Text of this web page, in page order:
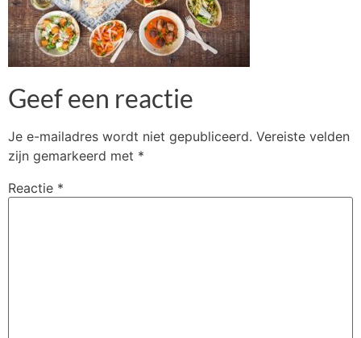
Geef een reactie
Je e-mailadres wordt niet gepubliceerd. Vereiste velden
zijn gemarkeerd met *
Reactie *